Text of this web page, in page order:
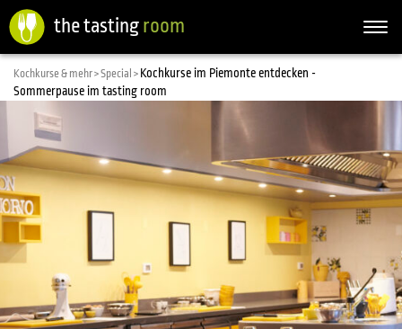
the tasting room
Kochkurse & mehr >Special > Kochkurse im Piemonte entdecken -
Sommerpause im tasting room